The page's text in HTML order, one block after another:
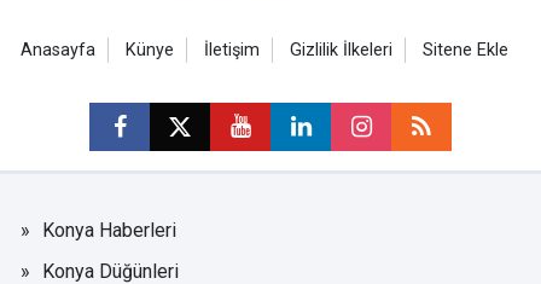
Anasayfa Künye İletişim Gizlilik İlkeleri Sitene Ekle
Konya Haberleri
Konya Düğünleri